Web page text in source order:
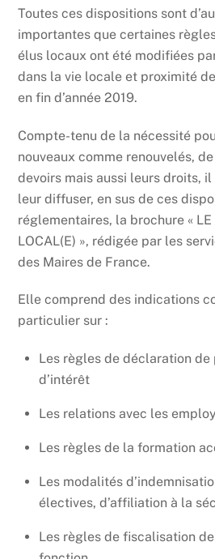
Toutes ces dispositions sont
importantes que certaines
élus locaux ont été modifiées
dans la vie locale et proximité
en fin d’année 2019.
Compte-tenu de la nécessité
nouveaux comme renouvelés,
devoirs mais aussi leurs droits,
leur diffuser, en sus de ces
réglementaires, la brochure « LE
LOCAL(E) », rédigée par les
des Maires de France.
Elle comprend des indications
particulier sur :
Les règles de déclaration
d’intérêt
Les relations avec les
Les règles de la formation
Les modalités
électives, d’affiliation à la
Les règles de fiscalisation